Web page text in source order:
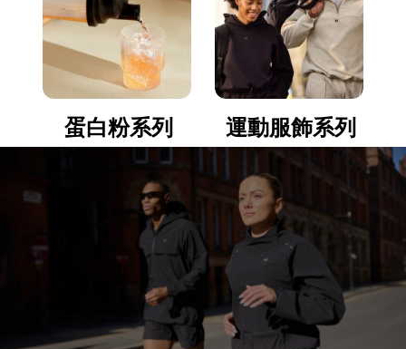
蛋白粉系列 運動服飾系列